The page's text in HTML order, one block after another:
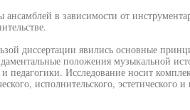
ансамблей в зависимости от
диссертации явились основные
положения музыкальной
педагогики. Исследование носит
исполнительского, эстетического